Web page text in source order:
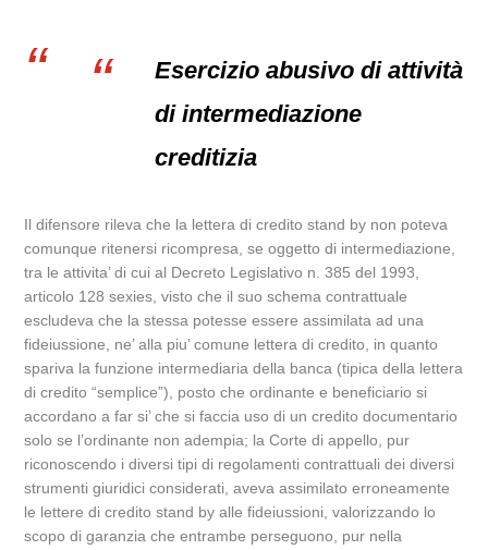
Esercizio abusivo di attività
di intermediazione
creditizia
Il difensore rileva che la lettera di credito stand by non poteva
comunque ritenersi ricompresa, se oggetto di intermediazione,
tra le attivita’ di cui al Decreto Legislativo n. 385 del 1993,
articolo 128 sexies, visto che il suo schema contrattuale
escludeva che la stessa potesse essere assimilata ad una
fideiussione, ne’ alla piu’ comune lettera di credito, in quanto
spariva la funzione intermediaria della banca (tipica della lettera
di credito “semplice”), posto che ordinante e beneficiario si
accordano a far si’ che si faccia uso di un credito documentario
solo se l’ordinante non adempia; la Corte di appello, pur
riconoscendo i diversi tipi di regolamenti contrattuali dei diversi
strumenti giuridici considerati, aveva assimilato erroneamente
le lettere di credito stand by alle fideiussioni, valorizzando lo
scopo di garanzia che entrambe perseguono, pur nella